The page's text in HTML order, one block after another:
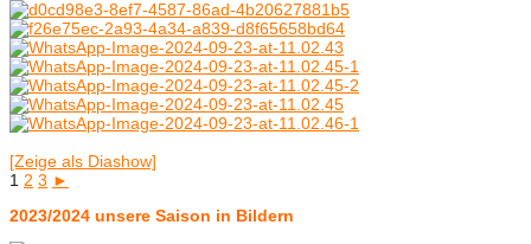
[Zeige als Diashow]
1 2 3 ►
2023/2024 unsere Saison in Bildern